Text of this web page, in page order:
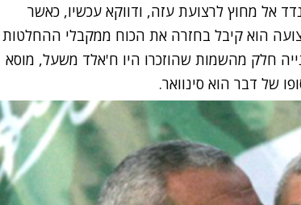
אל מחוץ לרצועת עזה, ודווקא עכשיו, כאשר
הוא קיבל בחזרה את הכוח ממקבלי ההחלטות
חלק מהשמות שהוזכרו היו ח'אלד משעל, מוסא
של דבר הוא סינוואר.